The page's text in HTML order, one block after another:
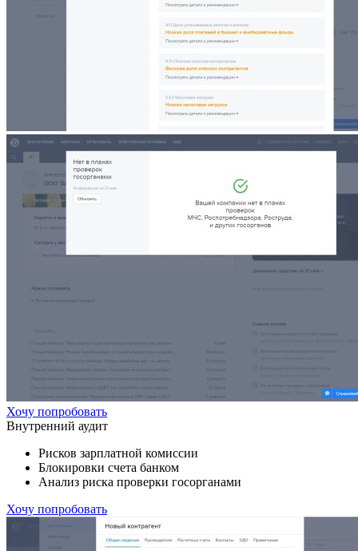
Хочу попробовать
Внутренний аудит
Рисков зарплатной комиссии
Блокировки счета банком
Анализ риска проверки госорганами
Хочу попробовать